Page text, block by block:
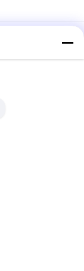
thêu vải
trang